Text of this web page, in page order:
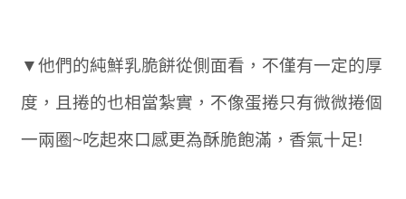
▼他們的純鮮乳脆餅從側面看，不僅有一定的厚
度，且捲的也相當紮實，不像蛋捲只有微微捲個
一兩圈~吃起來口感更為酥脆飽滿，香氣十足!